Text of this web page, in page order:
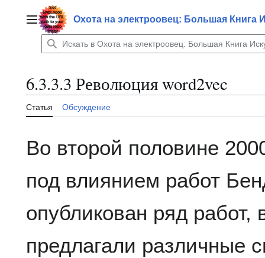
содержаниюГлавное менюОхота на электроовец: Большая Книга
6.3.3.3 Революция word2vec
Статья Обсуждение
Во второй половине
под влиянием работ
опубликован ряд работ,
предлагали различные